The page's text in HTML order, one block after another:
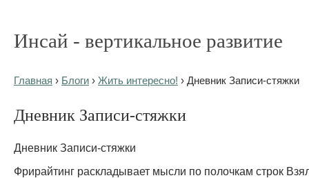
Инсай - вертикальное развитие
Главная › Блоги › Жить интересно! › Дневник Записи-стяжки
Дневник Записи-стяжки
Дневник Записи-стяжки
Фрирайтинг раскладывает мысли по полочкам строк